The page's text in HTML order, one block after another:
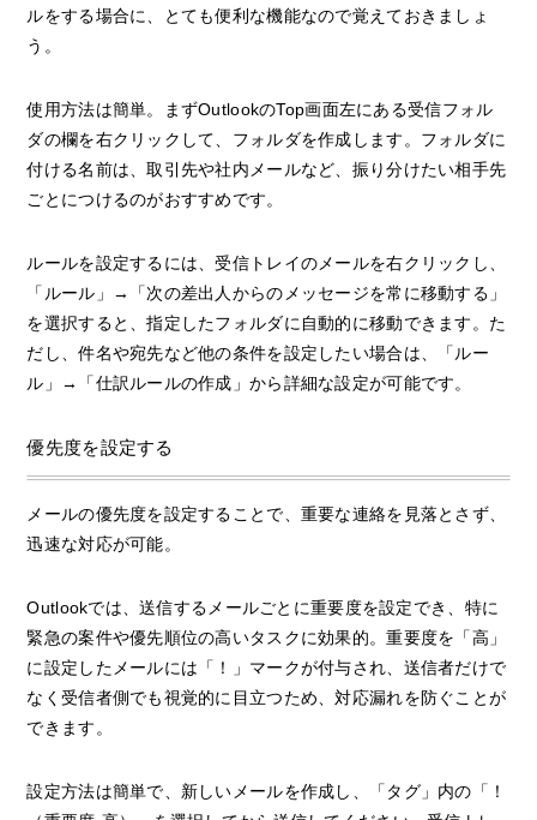
ルをする場合に、とても便利な機能なので覚えておきましょ
う。
使用方法は簡単。まずOutlookのTop画面左にある受信フォル
ダの欄を右クリックして、フォルダを作成します。フォルダに
付ける名前は、取引先や社内メールなど、振り分けたい相手先
ごとにつけるのがおすすめです。
ルールを設定するには、受信トレイのメールを右クリックし、
「ルール」→「次の差出人からのメッセージを常に移動する」
を選択すると、指定したフォルダに自動的に移動できます。た
だし、件名や宛先など他の条件を設定したい場合は、「ルー
ル」→「仕訳ルールの作成」から詳細な設定が可能です。
優先度を設定する
メールの優先度を設定することで、重要な連絡を見落とさず、
迅速な対応が可能。
Outlookでは、送信するメールごとに重要度を設定でき、特に
緊急の案件や優先順位の高いタスクに効果的。重要度を「高」
に設定したメールには「！」マークが付与され、送信者だけで
なく受信者側でも視覚的に目立つため、対応漏れを防ぐことが
できます。
設定方法は簡単で、新しいメールを作成し、「タグ」内の「！